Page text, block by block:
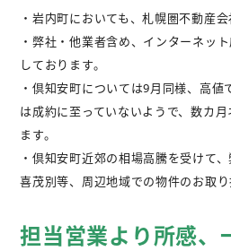
・岩内町においても、札幌圏不動産
・弊社・他業者含め、インターネッ
しております。
・倶知安町については9月同様、高
は成約に至っていないようで、数カ
ます。
・倶知安町近郊の相場高騰を受けて
喜茂別等、周辺地域での物件のお取り
担当営業より所感、